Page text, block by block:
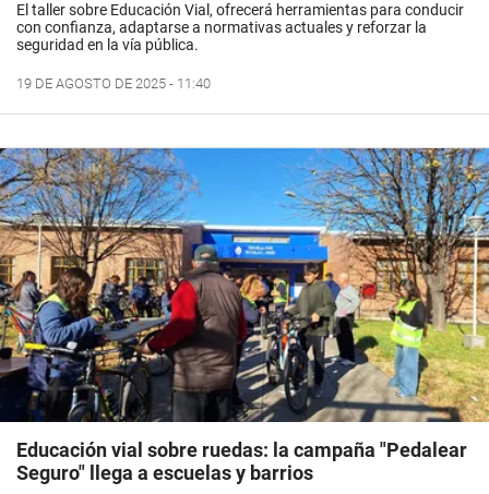
El taller sobre Educación Vial, ofrecerá herramientas para conducir
con confianza, adaptarse a normativas actuales y reforzar la
seguridad en la vía pública.
19 DE AGOSTO DE 2025 - 11:40
Educación vial sobre ruedas: la campaña "Pedalear
Seguro" llega a escuelas y barrios